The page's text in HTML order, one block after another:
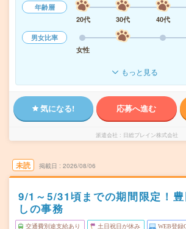
年齢層
20代
30代 40代
男女比率
女性
もっと見る
気になる! 応募へ進む
派遣会社 日総ブレイン株式会社
未読 掲載日 2026/08/06
9/1～5/31頃までの期間限定！
しの事務
交通費別途支給あり 土日祝日が休み WEB登録